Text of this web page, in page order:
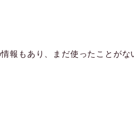
報もあり、まだ使ったことが